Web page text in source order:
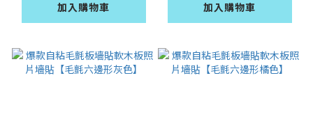
加入購物車
加入購物車